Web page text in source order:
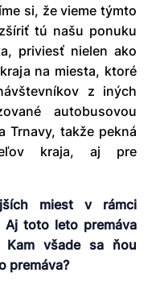
si, že vieme týmto
tú našu ponuku
priviesť nielen ako
na miesta, ktoré
z iných
autobusovou
Trnavy, takže pekná
kraja, aj pre
miest v rámci
Aj toto leto premáva
Kam všade sa ňou
premáva?